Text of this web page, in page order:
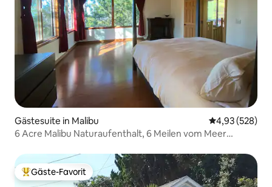
Gästesuite in Malibu
4,93 (528)
6 Acre Malibu Naturaufenthalt, 6 Meilen vom Meer
Beliebter Gäste-Favorit.
Gäste-Favorit